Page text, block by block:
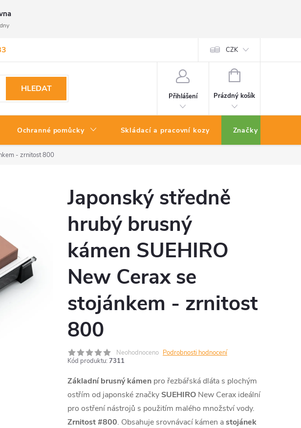
CZK
HLEDAT
Přihlášení
NÁKUPNÍ
Prázdný košík
Ochranné pomůcky Skládací a pracovní kozy Značky
- zrnitost 800
Japonský středně
hrubý brusný
kámen SUEHIRO
New Cerax se
stojánkem - zrnitost
800
Neohodnoceno Podrobnosti hodnocení
Kód produktu: 7311
Základní brusný kámen pro řezbářská dláta s plochým
ostřím od japonské značky SUEHIRO New Cerax ideální
pro ostření nástrojů s použitím malého množství vody.
Zrnitost #800. Obsahuje srovnávací kámen astojánek